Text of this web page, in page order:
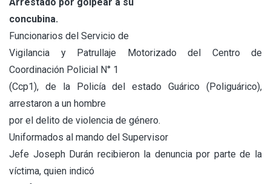
concubina.
Funcionarios del Servicio de
Vigilancia y Patrullaje Motorizado del Centro de
Coordinación Policial N° 1
(Ccp1), de la Policía del estado Guárico (Poliguárico),
arrestaron a un hombre
por el delito de violencia de género.
Uniformados al mando del Supervisor
Jefe Joseph Durán recibieron la denuncia por parte de la
víctima, quien indicó